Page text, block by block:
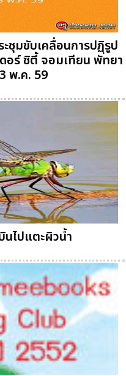
ะชุมขับเคลื่อนการปฏฺิรูป
อร์ ซิตี้ จอมเทียน พัทยา
พ.ค. 59
ไปแตะผิวน้ำ